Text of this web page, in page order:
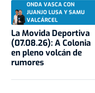
ONDA VASCA CON
JUANJO LUSA Y SAMU
VALCÁRCEL
La Movida Deportiva
(07.08.26): A Colonia
en pleno volcán de
rumores